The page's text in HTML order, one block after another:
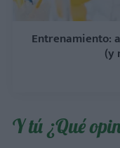
Entrenamiento:
(y
Y tú ¿Qué